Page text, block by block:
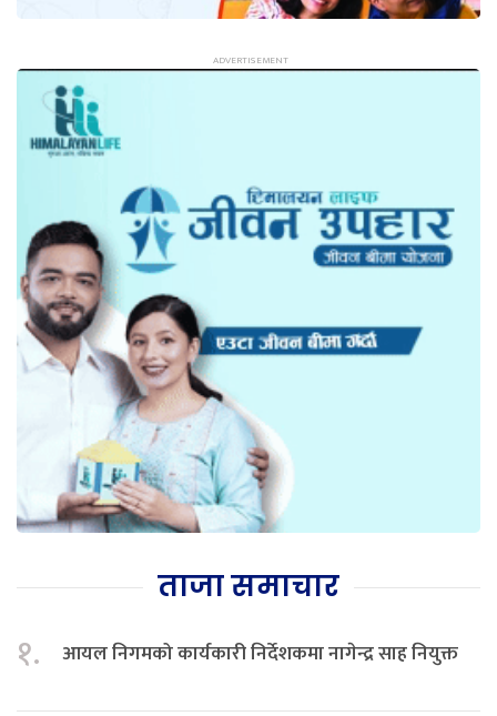
ताजा समाचार
१. आयल निगमको कार्यकारी निर्देशकमा नागेन्द्र साह नियुक्त